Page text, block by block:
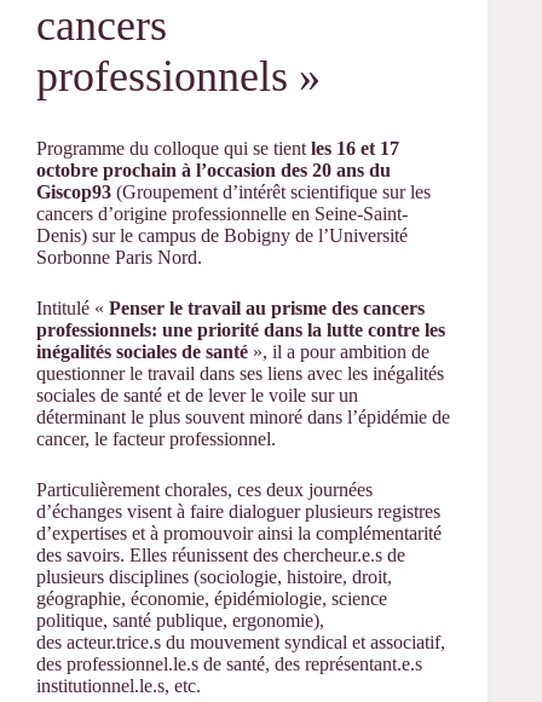
cancers
professionnels »
Programme du colloque qui se tient les 16 et 17
octobre prochain à l’occasion des 20 ans du
Giscop93 (Groupement d’intérêt scientifique sur les
cancers d’origine professionnelle en Seine-Saint-
Denis) sur le campus de Bobigny de l’Université
Sorbonne Paris Nord.
Intitulé « Penser le travail au prisme des cancers
professionnels: une priorité dans la lutte contre les
inégalités sociales de santé », il a pour ambition de
questionner le travail dans ses liens avec les inégalités
sociales de santé et de lever le voile sur un
déterminant le plus souvent minoré dans l’épidémie de
cancer, le facteur professionnel.
Particulièrement chorales, ces deux journées
d’échanges visent à faire dialoguer plusieurs registres
d’expertises et à promouvoir ainsi la complémentarité
des savoirs. Elles réunissent des chercheur.e.s de
plusieurs disciplines (sociologie, histoire, droit,
géographie, économie, épidémiologie, science
politique, santé publique, ergonomie),
des acteur.trice.s du mouvement syndical et associatif,
des professionnel.le.s de santé, des représentant.e.s
institutionnel.le.s, etc.